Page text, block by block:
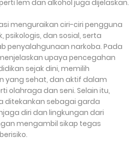
lem dan alkohol juga dijelaskan.
menguraikan ciri-ciri pengguna
psikologis, dan sosial, serta
penyalahgunaan narkoba. Pada
upaya pencegahan
sejak dini, memilih
yang sehat, dan aktif dalam
olahraga dan seni. Selain itu,
ditekankan sebagai garda
diri dan lingkungan dari
mengambil sikap tegas